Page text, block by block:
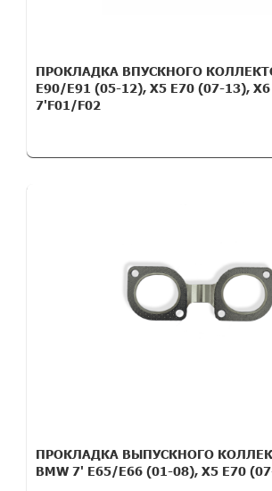
ПРОКЛАДКА ВПУСКНОГО
E90/E91 (05-12), X5 E70 (07-13),
7'F01/F02
ПРОКЛАДКА ВЫПУСКНОГО
BMW 7' E65/E66 (01-08), X5 E70